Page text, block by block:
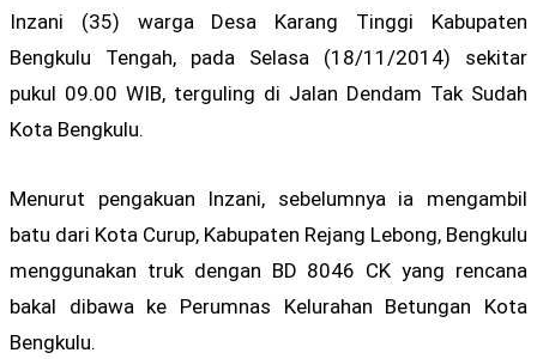
Inzani (35) warga Desa Karang Tinggi Kabupaten
Bengkulu Tengah, pada Selasa (18/11/2014) sekitar
pukul 09.00 WIB, terguling di Jalan Dendam Tak Sudah
Kota Bengkulu.
Menurut pengakuan Inzani, sebelumnya ia mengambil
batu dari Kota Curup, Kabupaten Rejang Lebong, Bengkulu
menggunakan truk dengan BD 8046 CK yang rencana
bakal dibawa ke Perumnas Kelurahan Betungan Kota
Bengkulu.